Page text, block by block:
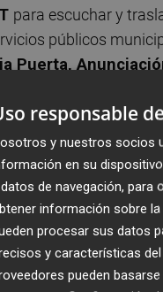
para escuchar y
públicos
Puerta,
preocupaciones
Carrascode continuar
han expresado su
(MUCC) y del
acaba
una gestión
Para el PSPV,
a modelos de
responsable
y nuestros socios
en su
de navegación, para
información sobre
procesar sus datos
y características
pueden